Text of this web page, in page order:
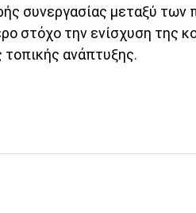
συνεργασίας μεταξύ των
στόχο την ενίσχυση της
ανάπτυξης.